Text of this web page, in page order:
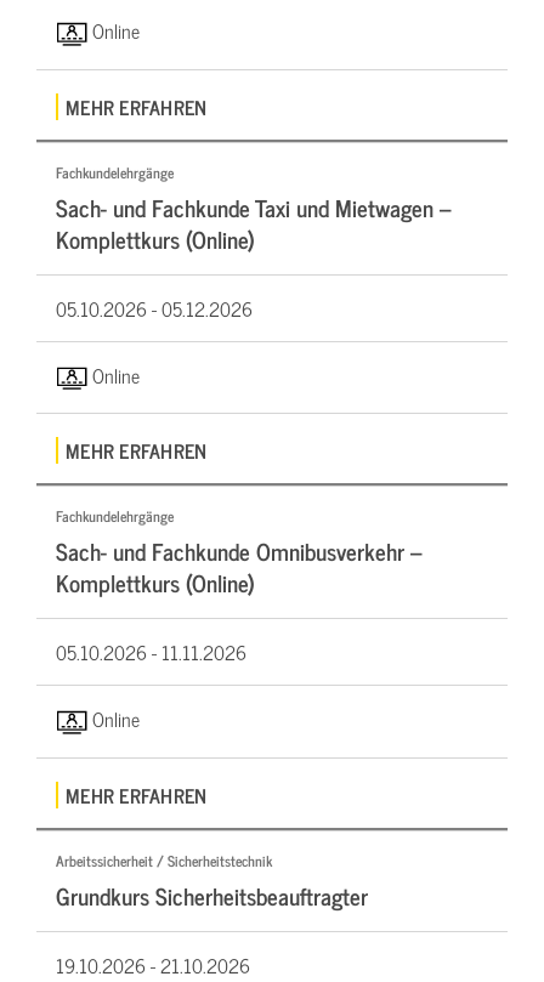
Online
MEHR ERFAHREN
Fachkundelehrgänge
Sach- und Fachkunde Taxi und Mietwagen –
Komplettkurs (Online)
05.10.2026 -05.12.2026
Online
MEHR ERFAHREN
Fachkundelehrgänge
Sach- und Fachkunde Omnibusverkehr –
Komplettkurs (Online)
05.10.2026 -11.11.2026
Online
MEHR ERFAHREN
Arbeitssicherheit / Sicherheitstechnik
Grundkurs Sicherheitsbeauftragter
19.10.2026 -21.10.2026